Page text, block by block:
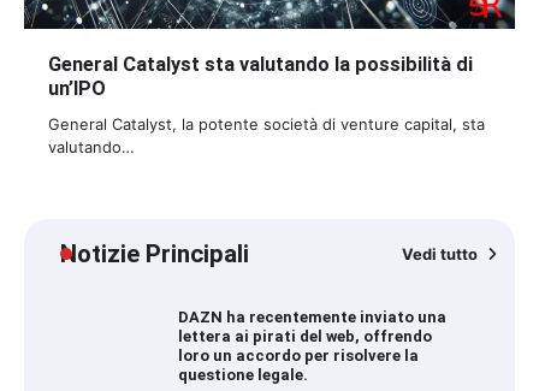
General Catalyst sta valutando la possibilità di
un’IPO
General Catalyst, la potente società di venture capital, sta
valutando…
Notizie Principali Vedi tutto
DAZN ha recentemente inviato una
lettera ai pirati del web, offrendo
loro un accordo per risolvere la
questione legale.